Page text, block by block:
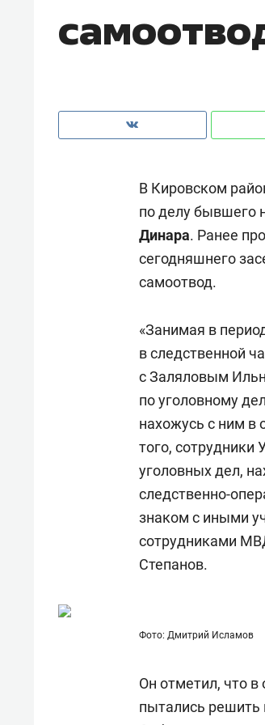
В Кировском
по делу бывшего
Динара. Ранее
сегодняшнего
самоотвод.
«Занимая в
в следственной
с Заляловым
по уголовному
нахожусь с ним в
того,
уголовных дел,
следственно-
знаком с иными
сотрудниками
Степанов.
Фото: Дмитрий Исламов
Он отметил, что
пытались решить
Наседкина: «Ремонт
с мебелью за 2 миллиона –
для меня это челлендж!»